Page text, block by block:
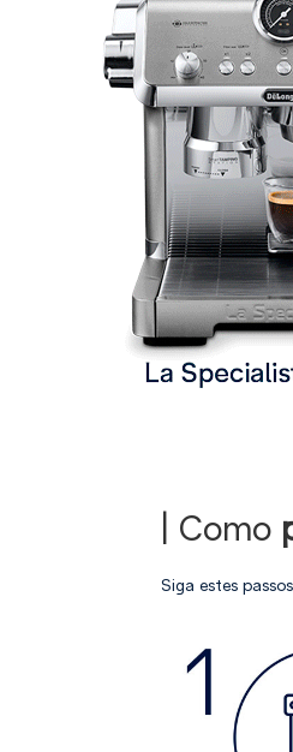
| Como
Siga estes